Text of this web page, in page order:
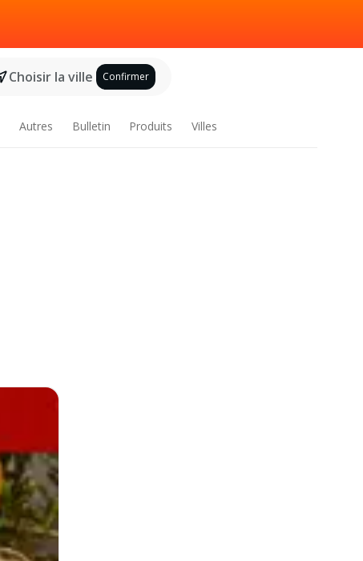
Choisir la ville Confirmer
Autres Bulletin Produits Villes